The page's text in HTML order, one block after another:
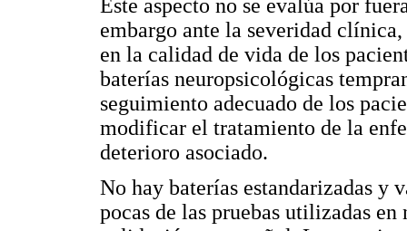
Este aspecto no se evalúa por
embargo ante la severidad
en la calidad de vida de los
baterías neuropsicológicas
seguimiento adecuado de los
modificar el tratamiento de la
deterioro asociado.
No hay baterías estandarizadas y
pocas de las pruebas utilizadas